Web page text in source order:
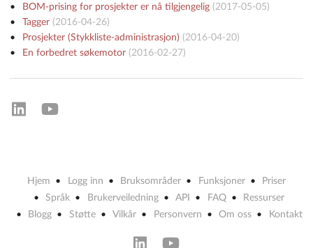
BOM-prising for prosjekter er nå tilgjengelig(2017-05-05)
Tagger(2016-04-26)
Prosjekter (Stykkliste-administrasjon) (2016-04-20)
En forbedret søkemotor(2016-02-27)
Hjem Logg inn Bruksområder Funksjoner
Priser
Språk
Brukerveiledning API FAQ
Ressurser
Blogg
Støtte Vilkår Personvern Om oss Kontakt